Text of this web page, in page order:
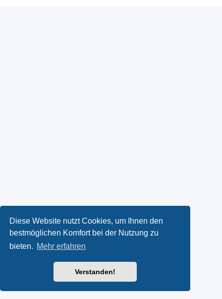
Diese Website nutzt Cookies, um Ihnen den
bestmöglichen Komfort bei der Nutzung zu
bieten. Mehr erfahren
Verstanden!